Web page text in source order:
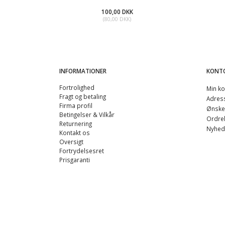
100,00 DKK
(80,00 DKK)
INFORMATIONER
Fortrolighed
Fragt og betaling
Firma profil
Betingelser & Vilkår
Returnering
Kontakt os
Oversigt
Fortrydelsesret
Prisgaranti
Min